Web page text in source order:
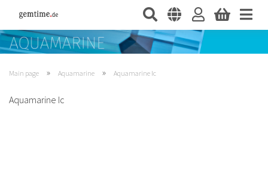
Main page » Aquamarine » Aquamarine Ic
Aquamarine Ic